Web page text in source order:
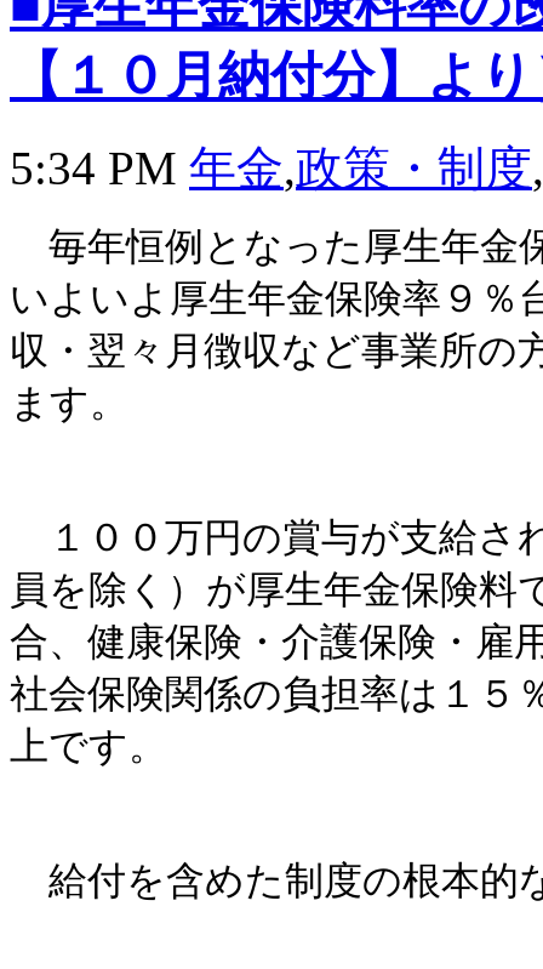
【１０月納付分】よ
5:34 PM 年金,政策・制度,
毎年恒例となった厚生年金
いよいよ厚生年金保険率９％
収・翌々月徴収など事業所の
ます。
１００万円の賞与が支給さ
員を除く）が厚生年金保険
合、健康保険・介護保険・雇
社会保険関係の負担率は１５
上です。
給付を含めた制度の根本的